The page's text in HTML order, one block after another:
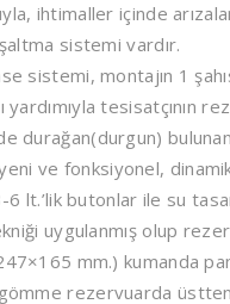
ihtimaller içinde
sistemi vardır.
sistemi, montajın 1
tesisatçının
durağan(durgun)
ve fonksiyonel,
butonlar ile su
uygulanmış olup
mm.) kumanda
rezervuarda